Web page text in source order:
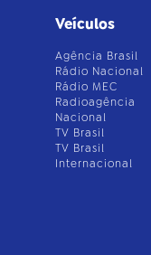
Veículos
Agência Brasil
Rádio Nacional
Rádio MEC
Radioagência
Nacional
TV Brasil
TV Brasil
Internacional